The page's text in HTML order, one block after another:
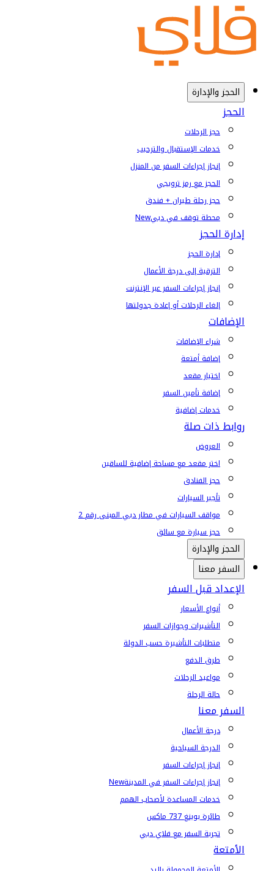
الحجز والإدارة
الحجز
حجز الرحلات
خدمات الإستقبال والترحيب
إنجاز إجراءات السفر من المنزل
الحجز مع رمز ترويجي
حجز رحلة طيران + فندق
محطة توقف في دبيNew
إدارة الحجز
إدارة الحجز
الترقية إلى درجة الأعمال
إنجاز إجراءات السفر عبر الإنترنت
إلغاء الرحلات أو إعادة جدولتها
الإضافات
شراء الإضافات
إضافة أمتعة
اختيار مقعد
إضافة تأمين السفر
خدمات إضافية
روابط ذات صلة
العروض
اختر مقعد مع مساحة إضافية للساقين
حجز الفنادق
تأجير السيارات
مواقف السيارات في مطار دبي المبنى رقم 2
حجز سيارة مع سائق
الحجز والإدارة
السفر معنا
الإعداد قبل السفر
أنواع الأسعار
التأشيرات وجوازات السفر
متطلبات التأشيرة حسب الدولة
طرق الدفع
مواعيد الرحلات
حالة الرحلة
السفر معنا
درجة الأعمال
الدرجة السياحية
إنجاز إجراءات السفر
إنجاز إجراءات السفر في المدينةNew
خدمات المساعدة لأصحاب الهمم
طائرة بوينغ 737 ماكس
تجربة السفر مع فلاي دبي
الأمتعة